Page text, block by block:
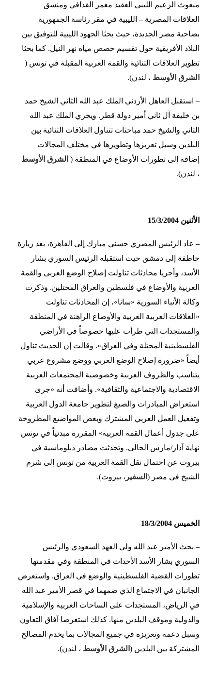
مبعوث الزعيم الليبي العقيد معمر القذافي ومنسق
العلاقات المصرية – الليبية في مقر رئاسة الجمهورية
بضاحية مصر الجديدة، حيث بحثا الجهود الليبية للتوفيق بين
البلاد الأفريقية حول تقسيم حصص مياه نهر النيل. كما بحثا
تطوير العلاقات الثنائية والقمة العربية المقبلة في تونس (
الشرق الأوسط ، لندن).
– استقبل العاهل الأردني الملك عبد الله الثاني الشيخ حمد
بن خليفة آل ثاني أمير دولة قطر. ويجري الملك عبد الله
الثاني والشيخ حمد مباحثات تتناول العلاقات الثنائية بين
البلدين وسبل تعزيزها وتطويرها في مختلف المجالات
إضافة إلى تطورات الأوضاع في المنطقة ( الشرق الأوسط
، لندن).
الأثنين 15/3/2004
– عاد الرئيس المصري حسني مبارك إلى القاهرة، بعد زيارة
خاطفة إلى دمشق حيث استقبله الرئيس السوري بشار
الأسد، وأجريا محادثات تناولت إصلاح الوضع العربي والقمة
العربية والأوضاع في فلسطين والعراق المحتلين. وذكرت
وكالة الأنباء السورية «سانا»، إن المحادثات تناولت
«العلاقات العربية العربية والأوضاع الراهنة في المنطقة
والمستجدات التي طرأت عليها خصوصاً في الأراضي
الفلسطينية المحتلة وفي العراق». وقالت إن الحديث تناول
أيضاً «ضرورة إصلاح الوضع العربي ووضع مشروع عربي
يتناسب والظروف العربية وخصوصية المجتمعات العربية
الاقتصادية والاجتماعية والثقافية». وأضافت أنه «جرى
استعراض المبادرات والصيغ لتطوير جامعة الدول العربية
وتفعيل العمل العربي المشترك وبعض المواضيع المطروحة
على جدول أعمال القمة العربية» المقررة مبدئياً في تونس
نهاية آذار/مارس الحالي. وتحدثت مصادر دبلوماسية في
بيروت عن احتمال نقل القمة العربية من تونس إلى شرم
الشيخ في مصر ( السفير ، بيروت).
الخميس 18/3/2004
– بحث الأمير عبد الله ولي العهد السعودي والرئيس
السوري بشار الأسد الأحداث في المنطقة وفي مقدمتها
تطورات القضية الفلسطينية والوضع في العراق. واستعرض
الجانبان في الاجتماع الذي ضمهما في قصر الأمير عبد الله
في الرياض، المستجدات على الساحات العربية والإسلامية
والدولية وموقف البلدين منها. كذلك استعرضا آفاق التعاون
وسبل دعمه وتعزيزه في جميع المجالات بما يخدم المصالح
المشتركة بين البلدين ( الشرق الأوسط ، لندن).